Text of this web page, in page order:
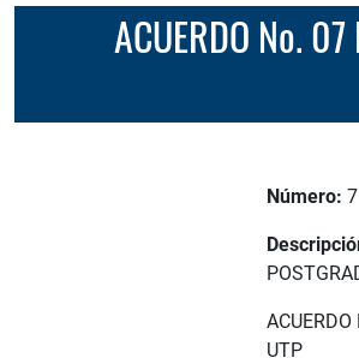
ACUERDO No. 07 POR MEDIO DEL CUAL SE ESTABLECE EL SISTEMA DE BECAS PARA ESTUDIANTES DE
Número: 7
UTP